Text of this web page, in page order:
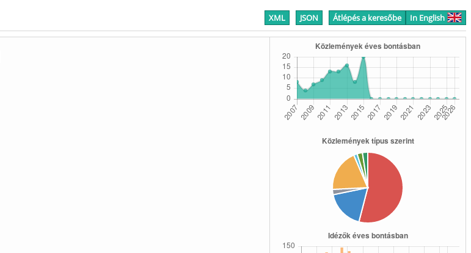
XML JSON Átlépés a keresőbe In English